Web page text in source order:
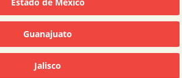
Guanajuato
Jalisco